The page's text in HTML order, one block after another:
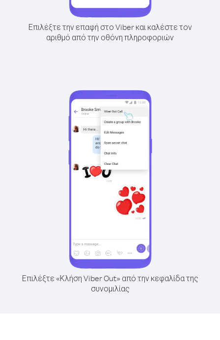
Επιλέξτε την επαφή στο Viber και καλέστε τον
αριθμό από την οθόνη πληροφοριών
Επιλέξτε «Κλήση Viber Out» από την κεφαλίδα της
συνομιλίας